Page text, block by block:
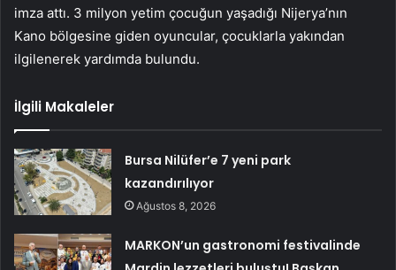
imza attı. 3 milyon yetim çocuğun yaşadığı Nijerya’nın
Kano bölgesine giden oyuncular, çocuklarla yakından
ilgilenerek yardımda bulundu.
İlgili Makaleler
Bursa Nilüfer’e 7 yeni park
kazandırılıyor
Ağustos 8, 2026
MARKON’un gastronomi festivalinde